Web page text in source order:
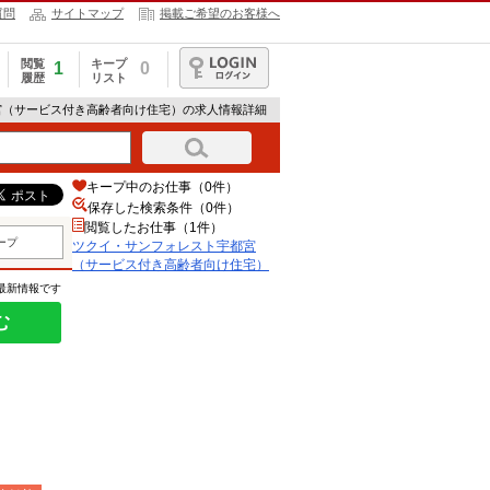
問 サイトマップ 掲載ご希望のお客様へ
閲覧
履歴
1
キープ
リスト
0
ログイン
サービス付き高齢者向け住宅）の求人情報詳細
プ
新情報です
キープ中のお仕事（0件）
保存した検索条件（0件）
閲覧したお仕事（1件）
ツクイ・サンフォレスト宇都宮
（サービス付き高齢者向け住宅）